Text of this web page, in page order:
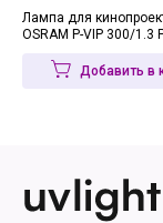
Лампа для
OSRAM P-VIP 300/1.3
Добавить в